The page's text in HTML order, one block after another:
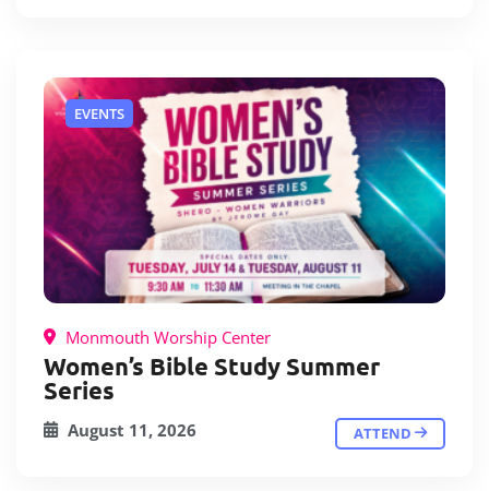
EVENTS
Monmouth Worship Center
Women’s Bible Study Summer
Series
August 11, 2026 ATTEND